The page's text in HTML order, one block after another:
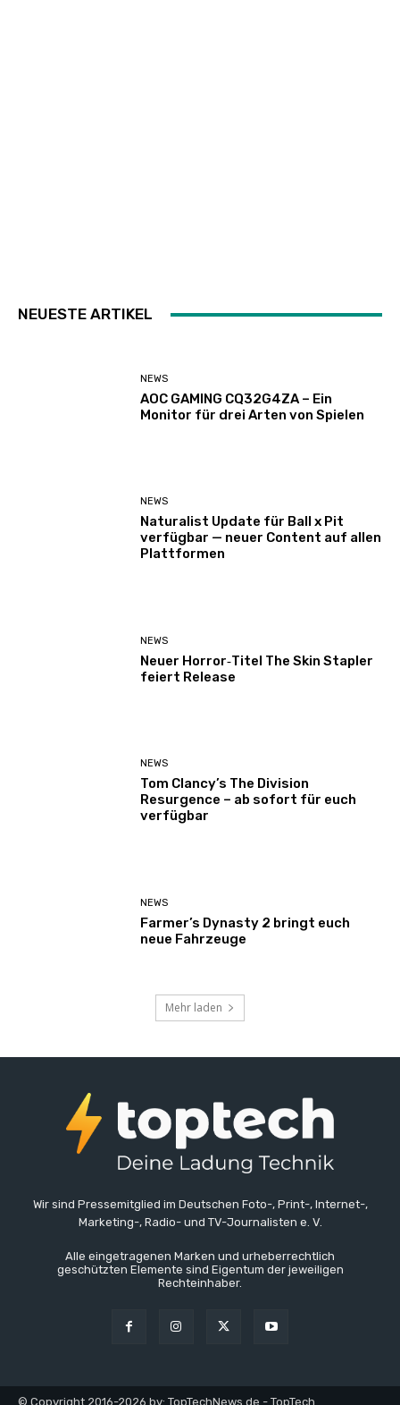
NEUESTE ARTIKEL
NEWS
AOC GAMING CQ32G4ZA – Ein
Monitor für drei Arten von Spielen
NEWS
Naturalist Update für Ball x Pit
verfügbar — neuer Content auf allen
Plattformen
NEWS
Neuer Horror‑Titel The Skin Stapler
feiert Release
NEWS
Tom Clancy’s The Division
Resurgence – ab sofort für euch
verfügbar
NEWS
Farmer’s Dynasty 2 bringt euch
neue Fahrzeuge
Mehr laden
Wir sind Pressemitglied im Deutschen Foto-, Print-, Internet-,
Marketing-, Radio- und TV-Journalisten e. V.
Alle eingetragenen Marken und urheberrechtlich
geschützten Elemente sind Eigentum der jeweiligen
Rechteinhaber.
© Copyright 2016-2026 by: TopTechNews.de - TopTech